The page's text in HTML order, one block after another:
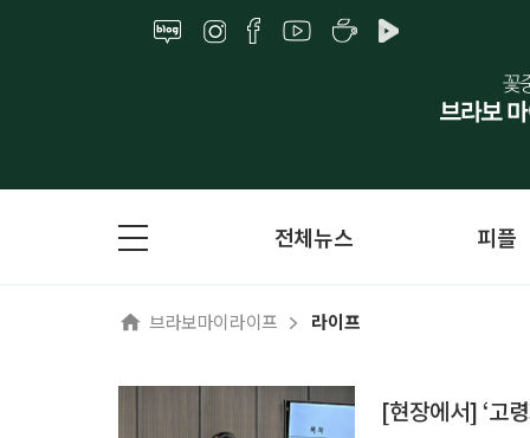
전체뉴스 피플
브라보마이라이프 라이프
[현장에서] ‘고